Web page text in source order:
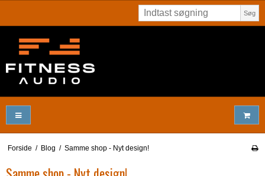
Søg
Forside / Blog / Samme shop - Nyt design!